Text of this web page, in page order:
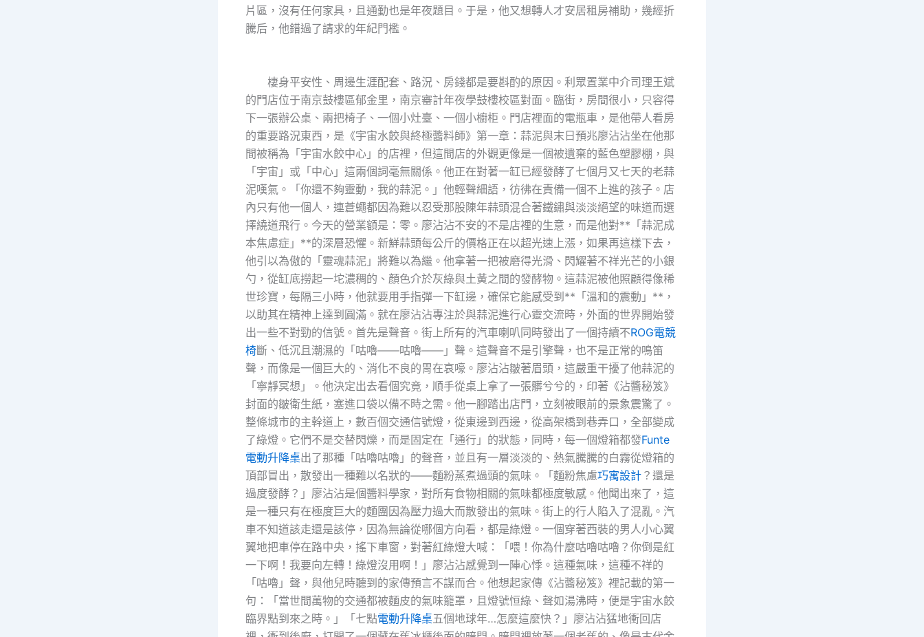
片區，沒有任何家具，且通勤也是年夜題目。于是，他又想轉人才安居租房補助，幾經折
騰后，他錯過了請求的年紀門檻。
棲身平安性、周邊生涯配套、路況、房錢都是要斟酌的原因。利眾置業中介司理王斌
的門店位于南京鼓樓區郁金里，南京審計年夜學鼓樓校區對面。臨街，房間很小，只容得
下一張辦公桌、兩把椅子、一個小灶臺、一個小櫥柜。門店裡面的電瓶車，是他帶人看房
的重要路況東西，是《宇宙水餃與終極醬料師》第一章：蒜泥與末日預兆廖沾沾坐在他那
間被稱為「宇宙水餃中心」的店裡，但這間店的外觀更像是一個被遺棄的藍色塑膠棚，與
「宇宙」或「中心」這兩個詞毫無關係。他正在對著一缸已經發酵了七個月又七天的老蒜
泥嘆氣。「你還不夠靈動，我的蒜泥。」他輕聲細語，彷彿在責備一個不上進的孩子。店
內只有他一個人，連蒼蠅都因為難以忍受那股陳年蒜頭混合著鐵鏽與淡淡絕望的味道而選
擇繞道飛行。今天的營業額是：零。廖沾沾不安的不是店裡的生意，而是他對**「蒜泥成
本焦慮症」**的深層恐懼。新鮮蒜頭每公斤的價格正在以超光速上漲，如果再這樣下去，
他引以為傲的「靈魂蒜泥」將難以為繼。他拿著一把被磨得光滑、閃耀著不祥光芒的小銀
勺，從缸底撈起一坨濃稠的、顏色介於灰綠與土黃之間的發酵物。這蒜泥被他照顧得像稀
世珍寶，每隔三小時，他就要用手指彈一下缸邊，確保它能感受到**「溫和的震動」**，
以助其在精神上達到圓滿。就在廖沾沾專注於與蒜泥進行心靈交流時，外面的世界開始發
出一些不對勁的信號。首先是聲音。街上所有的汽車喇叭同時發出了一個持續不ROG電競
椅斷、低沉且潮濕的「咕嚕——咕嚕——」聲。這聲音不是引擎聲，也不是正常的鳴笛
聲，而像是一個巨大的、消化不良的胃在哀嚎。廖沾沾皺著眉頭，這嚴重干擾了他蒜泥的
「寧靜冥想」。他決定出去看個究竟，順手從桌上拿了一張髒兮兮的，印著《沾醬秘笈》
封面的皺衛生紙，塞進口袋以備不時之需。他一腳踏出店門，立刻被眼前的景象震驚了。
整條城市的主幹道上，數百個交通信號燈，從東邊到西邊，從高架橋到巷弄口，全部變成
了綠燈。它們不是交替閃爍，而是固定在「通行」的狀態，同時，每一個燈箱都發Funte
電動升降桌出了那種「咕嚕咕嚕」的聲音，並且有一層淡淡的、熱氣騰騰的白霧從燈箱的
頂部冒出，散發出一種難以名狀的——麵粉蒸煮過頭的氣味。「麵粉焦慮巧寓設計 ？還是
過度發酵？」廖沾沾是個醬料學家，對所有食物相關的氣味都極度敏感。他聞出來了，這
是一種只有在極度巨大的麵團因為壓力過大而散發出的氣味。街上的行人陷入了混亂。汽
車不知道該走還是該停，因為無論從哪個方向看，都是綠燈。一個穿著西裝的男人小心翼
翼地把車停在路中央，搖下車窗，對著紅綠燈大喊：「喂！你為什麼咕嚕咕嚕？你倒是紅
一下啊！我要向左轉！綠燈沒用啊！」廖沾沾感覺到一陣心悸。這種氣味，這種不祥的
「咕嚕」聲，與他兒時聽到的家傳預言不謀而合。他想起家傳《沾醬秘笈》裡記載的第一
句：「當世間萬物的交通都被麵皮的氣味籠罩，且燈號恒綠、聲如湯沸時，便是宇宙水餃
臨界點到來之時。」「七點電動升降桌五個地球年…怎麼這麼快？」廖沾沾猛地衝回店